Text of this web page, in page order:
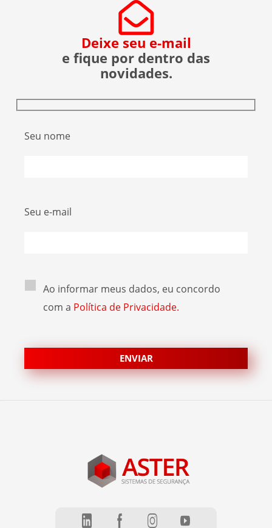
Deixe seu e-mail
e fique por dentro das
novidades.
Seu nome
Seu e-mail
Ao informar meus dados, eu concordo
com a Política de Privacidade.